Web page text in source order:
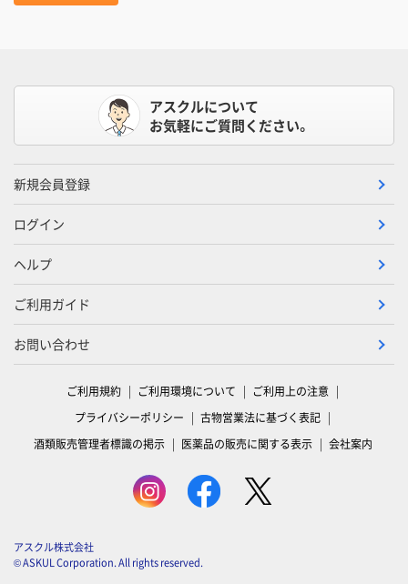
アスクルについて
お気軽にご質問ください。
新規会員登録
ログイン
ヘルプ
ご利用ガイド
お問い合わせ
ご利用規約 ご利用環境について
ご利用上の注意
プライバシーポリシー
古物営業法に基づく表記
酒類販売管理者標識の掲示
医薬品の販売に関する表示 会社案内
アスクル株式会社
© ASKUL Corporation. All rights reserved.